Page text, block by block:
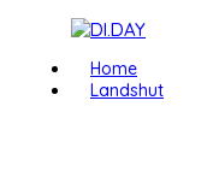
Home
Landshut